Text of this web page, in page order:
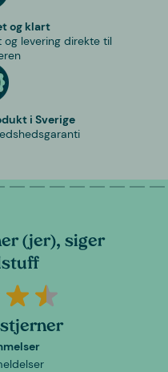
og klart
og levering direkte til
i Sverige
(jer), siger